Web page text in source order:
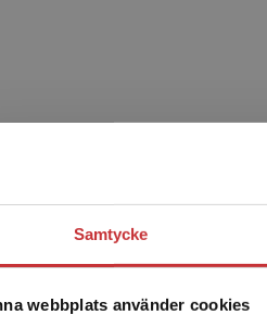
Samtycke
webbplats använder cookies